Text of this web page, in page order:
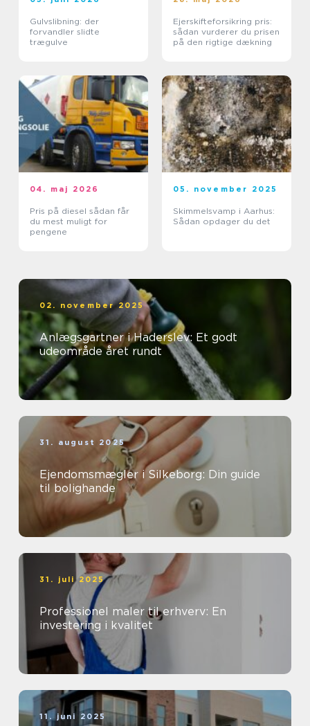
Gulvslibning: der
forvandler slidte
trægulve
Ejerskifteforsikring pris:
sådan vurderer du prisen
på den rigtige dækning
04. maj 2026
Pris på diesel sådan får
du mest muligt for
pengene
05. november 2025
Skimmelsvamp i Aarhus:
Sådan opdager du det
02. november 2025
Anlægsgartner i Haderslev: Et godt
udeområde året rundt
31. august 2025
Ejendomsmægler i Silkeborg: Din guide
til bolighande
31. juli 2025
Professionel maler til erhverv: En
investering i kvalitet
11. juni 2025